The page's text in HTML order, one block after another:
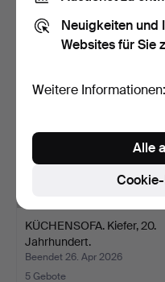
11 Gebote
108 USD
KÜCHENSOFA. Kiefer, 20.
Jahrhundert.
Beendet 26. Apr 2026
5 Gebote
Neuigkeiten und
Websites für Sie
Weitere Informationen:
Alle